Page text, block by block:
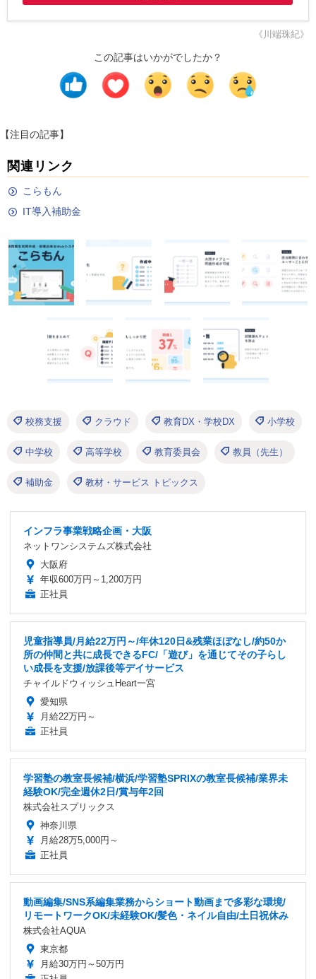
《川端珠紀》
この記事はいかがでしたか？
【注目の記事】
関連リンク
こらもん
IT導入補助金
校務支援 クラウド 教育DX・学校DX 小学校
中学校 高等学校 教育委員会 教員（先生）
補助金 教材・サービス トピックス
インフラ事業戦略企画・大阪
ネットワンシステムズ株式会社
大阪府
年収600万円～1,200万円
正社員
児童指導員/月給22万円～/年休120日&残業ほぼなし/約50か
所の仲間と共に成長できるFC/「遊び」を通じてその子らし
い成長を支援/放課後等デイサービス
チャイルドウィッシュHeart一宮
愛知県
月給22万円～
正社員
学習塾の教室長候補/横浜/学習塾SPRIXの教室長候補/業界未
経験OK/完全週休2日/賞与年2回
株式会社スプリックス
神奈川県
月給28万5,000円～
正社員
動画編集/SNS系編集業務からショート動画まで多彩な環境/
リモートワークOK/未経験OK/髪色・ネイル自由/土日祝休み
株式会社AQUA
東京都
月給30万円～50万円